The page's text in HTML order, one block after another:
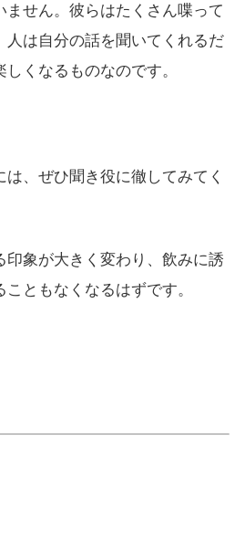
ません。彼らはたくさん喋って
人は自分の話を聞いてくれるだ
くなるものなのです。
、ぜひ聞き役に徹してみてく
印象が大きく変わり、飲みに誘
ともなくなるはずです。